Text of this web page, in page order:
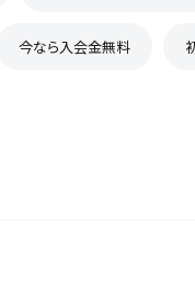
今なら入会金無料